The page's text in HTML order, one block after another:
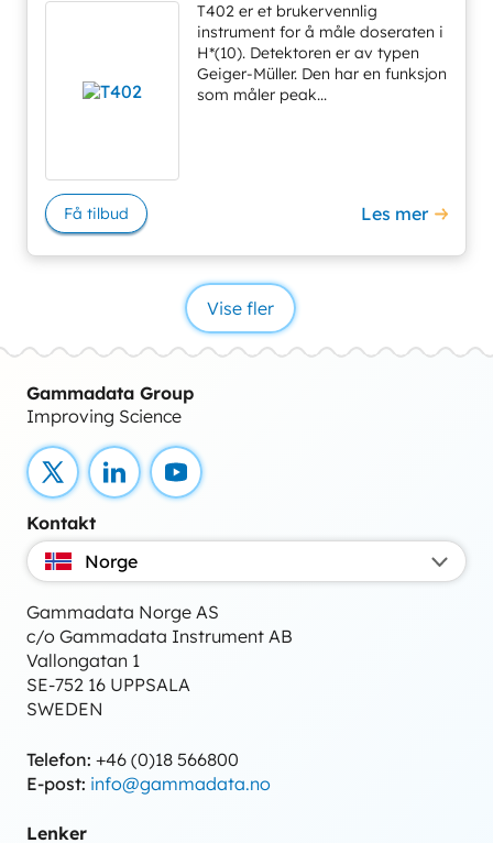
T402 er et brukervennlig
instrument for å måle doseraten i
H*(10). Detektoren er av typen
Geiger-Müller. Den har en funksjon
som måler peak...
Få tilbud Les mer
Vise fler
Gammadata Group
Improving Science
X LinkedInYouTube
Kontakt
Norge
Gammadata Norge AS
c/o Gammadata Instrument AB
Vallongatan 1
SE-752 16 UPPSALA
SWEDEN
Telefon: +46 (0)18 566800
E-post: info@gammadata.no
Lenker